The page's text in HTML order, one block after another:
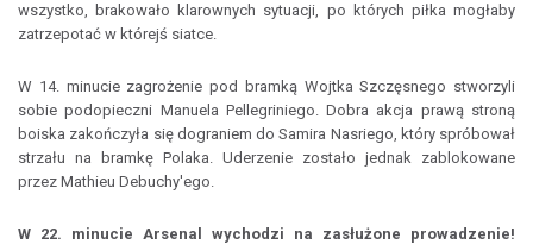
wszystko, brakowało klarownych sytuacji, po których piłka mogłaby
zatrzepotać w którejś siatce.
W 14. minucie zagrożenie pod bramką Wojtka Szczęsnego stworzyli
sobie podopieczni Manuela Pellegriniego. Dobra akcja prawą stroną
boiska zakończyła się dograniem do Samira Nasriego, który spróbował
strzału na bramkę Polaka. Uderzenie zostało jednak zablokowane
przez Mathieu Debuchy'ego.
W 22. minucie Arsenal wychodzi na zasłużone prowadzenie!